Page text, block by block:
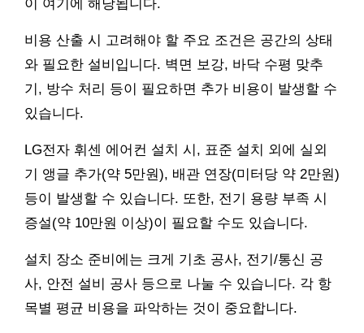
이 여기에 해당됩니다.
비용 산출 시 고려해야 할 주요 조건은 공간의 상태
와 필요한 설비입니다. 벽면 보강, 바닥 수평 맞추
기, 방수 처리 등이 필요하면 추가 비용이 발생할 수
있습니다.
LG전자 휘센 에어컨 설치 시, 표준 설치 외에 실외
기 앵글 추가(약 5만원), 배관 연장(미터당 약 2만원)
등이 발생할 수 있습니다. 또한, 전기 용량 부족 시
증설(약 10만원 이상)이 필요할 수도 있습니다.
설치 장소 준비에는 크게 기초 공사, 전기/통신 공
사, 안전 설비 공사 등으로 나눌 수 있습니다. 각 항
목별 평균 비용을 파악하는 것이 중요합니다.